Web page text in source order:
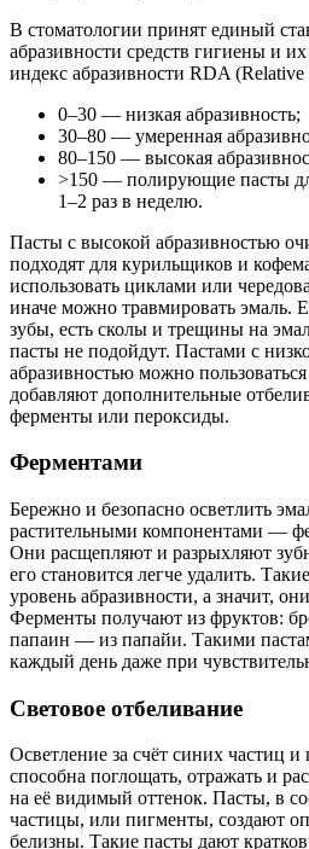
В стоматологии принят единый
абразивности средств гигиены и
индекс абразивности RDA
0–30 — низкая абразивность;
30–80 — умеренная
80–150 — высокая
>150 — полирующие пасты
1–2 раз в неделю.
Пасты с высокой абразивностью
подходят для курильщиков и
использовать циклами или
иначе можно травмировать эмаль.
зубы, есть сколы и трещины на
пасты не подойдут. Пастами с
абразивностью можно
добавляют дополнительные
ферменты или пероксиды.
Ферментами
Бережно и безопасно осветлить
растительными компонентами —
Они расщепляют и разрыхляют
его становится легче удалить.
уровень абразивности, а значит,
Ферменты получают из фруктов:
папаин — из папайи. Такими
каждый день даже при
Световое отбеливание
Осветление за счёт синих частиц
способна поглощать, отражать и
на её видимый оттенок. Пасты, в
частицы, или пигменты, создают
белизны. Такие пасты дают